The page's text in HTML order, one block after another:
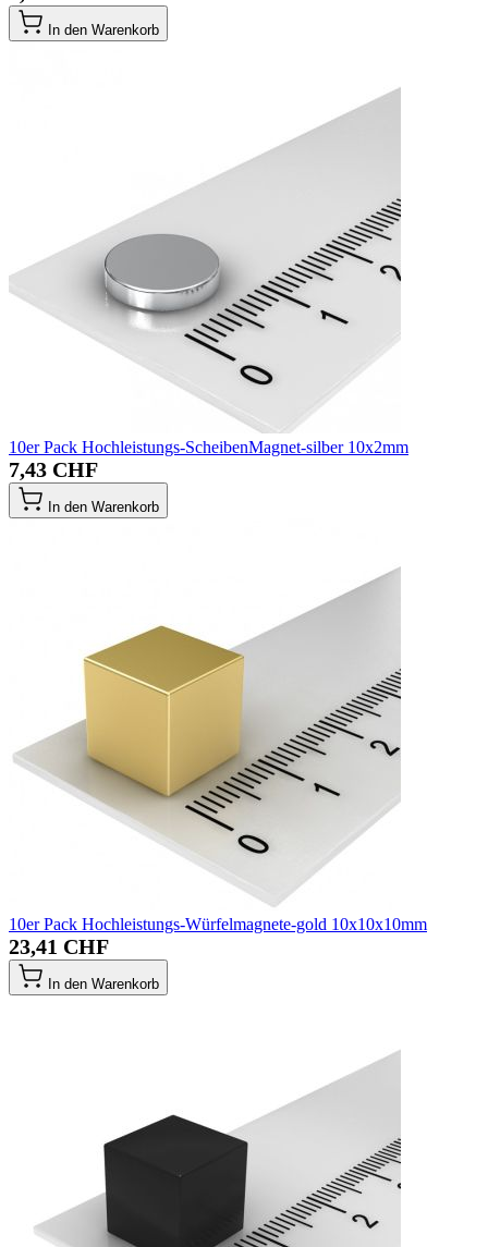
In den Warenkorb
10er Pack Hochleistungs-ScheibenMagnet-silber 10x2mm
7,43 CHF
In den Warenkorb
10er Pack Hochleistungs-Würfelmagnete-gold 10x10x10mm
23,41 CHF
In den Warenkorb